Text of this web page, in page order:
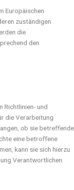
Europäischen
zuständigen
die
den
Richtlinien- und
die Verarbeitung
ob sie betreffende
eine betroffene
kann sie sich hierzu
Verantwortlichen